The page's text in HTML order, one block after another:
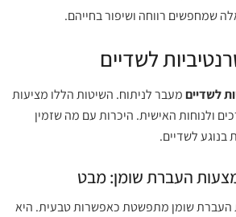
שמחפשים רווחה ושיפור בחייהם.
לשדיים
לשדייםמעבר לניתוח. השיטות הללו מציעות
ולנוחות האישית. היכרות עם מה שזמין
בנוגע לשדיים.
העברת שומן: מבט
העברת שומן מתפשטת כאפשרות טבעית. היא